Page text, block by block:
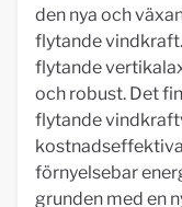
den nya och
flytande
flytande
och robust. Det
flytande
förnyelsebar
grunden med en